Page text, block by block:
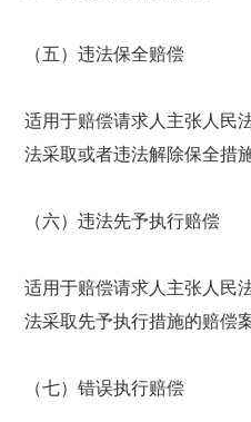
（五）违法保全赔偿
适用于赔偿请求人主张人民
法采取或者违法解除保全措
（六）违法先予执行赔偿
适用于赔偿请求人主张人民
法采取先予执行措施的赔偿
（七）错误执行赔偿